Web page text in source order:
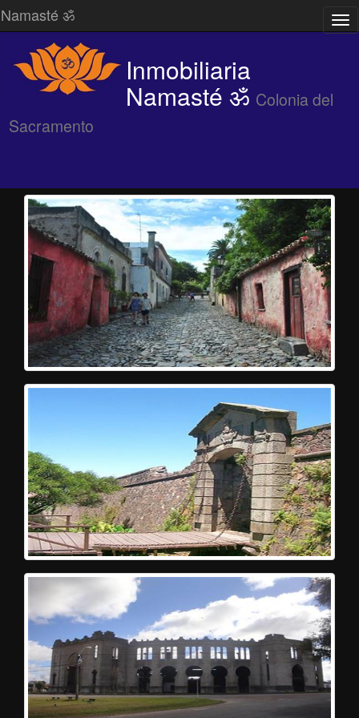
/
Namasté ॐ
Inmobiliaria
Namasté ॐ Colonia del
Sacramento